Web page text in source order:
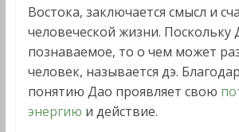
Востока, заключается смысл и
человеческой жизни. Поскольку
познаваемое, то о чем может
человек, называется дэ.
понятию Дао проявляет свою
энергию и действие.